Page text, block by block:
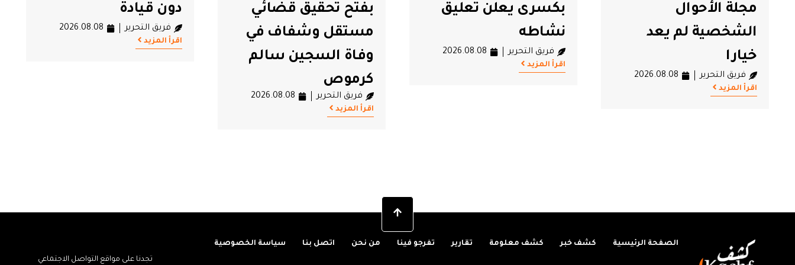
بكسرى يعلن تعليق
نشاطه
فريق التحرير
اقرأ المزيد
بفتح تحقيق قضائي
مستقل وشفاف في
وفاة السجين سالم
دون قيادة
فريق التحرير 2026.08.08
حقوقية تركية تحتج على
استمرار احتجاز راشد
تجدنا على مواقع التواصل الاجتماعي
الصفحة الرئيسية كشف خبر كشف معلومة تقارير تفرجو فينا من نحن اتصل بنا سياسة الخصوصية